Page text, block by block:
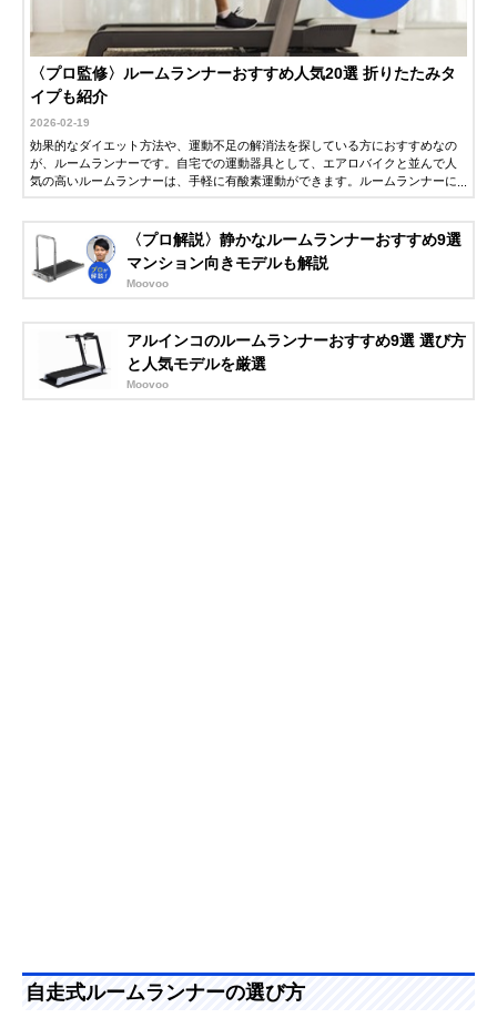
〈プロ監修〉ルームランナーおすすめ人気20選 折りたたみタ
イプも紹介
2026-02-19
効果的なダイエット方法や、運動不足の解消法を探している方におすすめなの
が、ルームランナーです。自宅での運動器具として、エアロバイクと並んで人
気の高いルームランナーは、手軽に有酸素運動ができます。ルームランナーに
は、フィットネスクラブで指導歴30年以上の野上鉄夫さん監修にのもと、ルー
ムランナーの選び方とおすすめ商品を紹介します。
〈プロ解説〉静かなルームランナーおすすめ9選
マンション向きモデルも解説
Moovoo
アルインコのルームランナーおすすめ9選 選び方
と人気モデルを厳選
Moovoo
自走式ルームランナーの選び方